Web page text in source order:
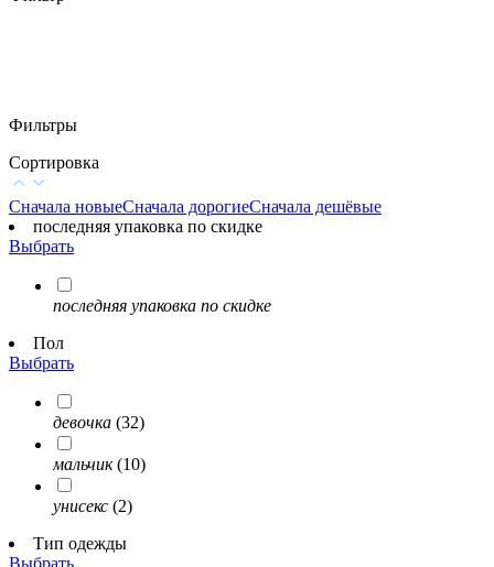
Фильтры
Сортировка
Сначала новыеСначала дорогиеСначала дешёвые
последняя упаковка по скидке
Выбрать
последняя упаковка по скидке
Пол
Выбрать
девочка (32)
мальчик(10)
унисекс (2)
Тип одежды